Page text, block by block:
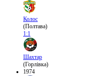
Колос
(Полтава)
1:1
Шахтар
(Горлівка)
1974